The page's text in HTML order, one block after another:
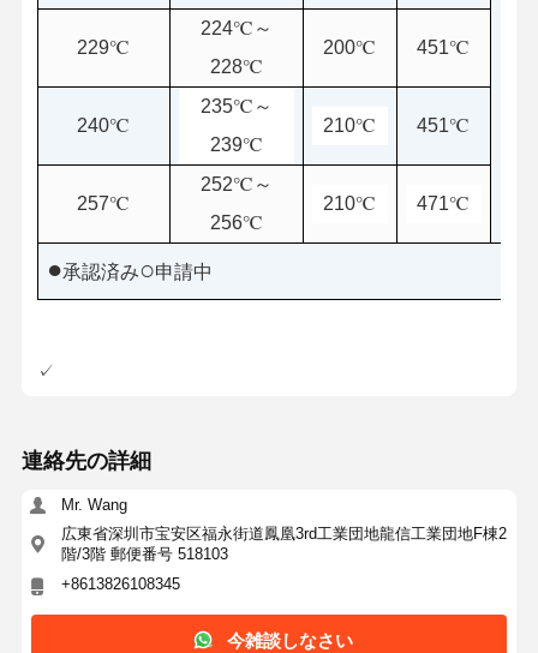
229℃
224℃～
228℃
200℃ 451℃
240℃
235℃～
239℃
210℃ 451℃
257℃
252℃～
256℃
210℃ 471℃
●承認済み○申請中
✓
連絡先の詳細
Mr. Wang
広東省深圳市宝安区福永街道鳳凰3rd工業団地龍信工業団地F棟2
階/3階 郵便番号 518103
+8613826108345
今雑談しなさい